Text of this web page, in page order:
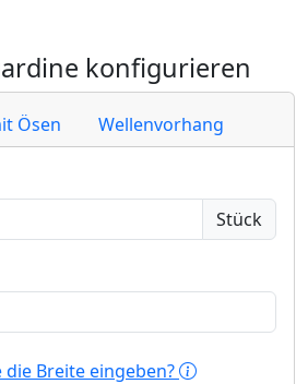
konfigurieren
Ösen Wellenvorhang
Stück
die Breite eingeben?